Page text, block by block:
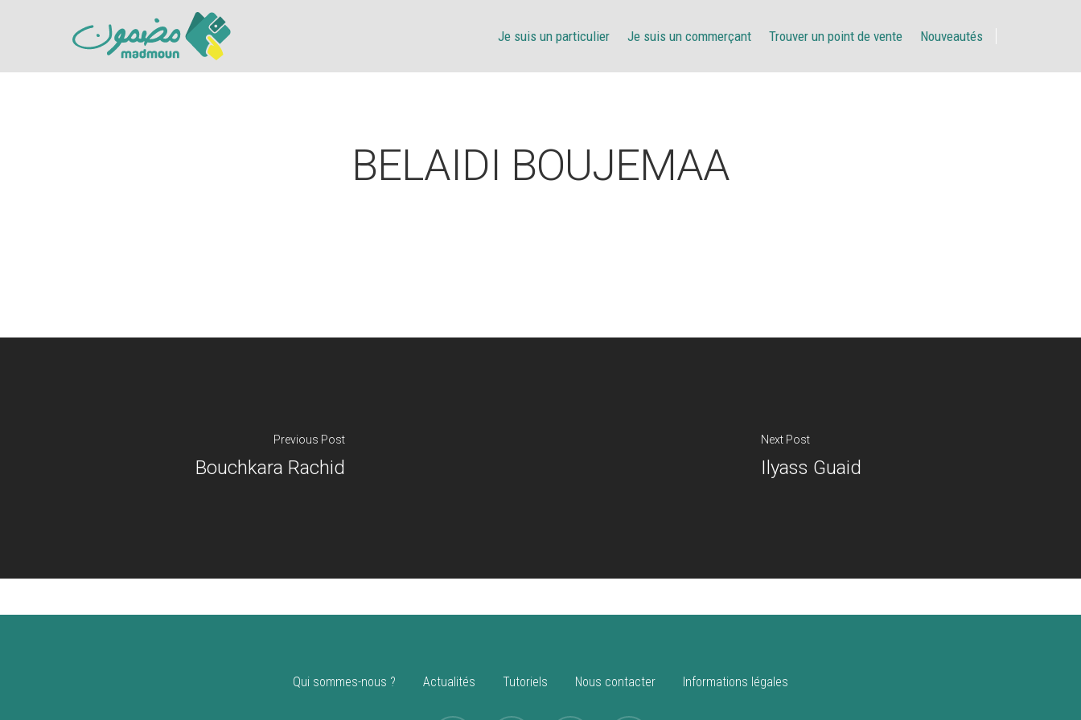
Je suis un particulier Je suis un commerçant Trouver un point de vente Nouveautés
BELAIDI BOUJEMAA
Previous Post
Bouchkara Rachid
Next Post
Ilyass Guaid
Qui sommes-nous ? Actualités Tutoriels Nous contacter Informations légales